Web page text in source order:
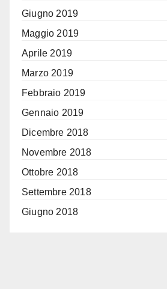
Giugno 2019
Maggio 2019
Aprile 2019
Marzo 2019
Febbraio 2019
Gennaio 2019
Dicembre 2018
Novembre 2018
Ottobre 2018
Settembre 2018
Giugno 2018